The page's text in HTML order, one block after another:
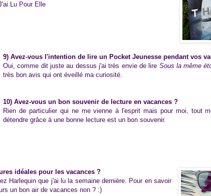
Lu Pour Elle
9) Avez-vous l'intention de lire un Pocket Jeunesse pendant vos
Oui, comme dit juste au dessus j'ai très envie de lire Sous la même
très bon avis qui ont éveillé ma curiosité.
10) Avez-vous un bon souvenir de lecture en vacances ?
Rien de particulier qui ne me vienne à l'esprit mais pour moi, tout
détendre grâce à une bonne lecture est un bon souvenir.
idéales pour les vacances ?
Harlequin que j'ai lu la semaine dernière. Pour en savoir
un bon air de vacances non ? :)